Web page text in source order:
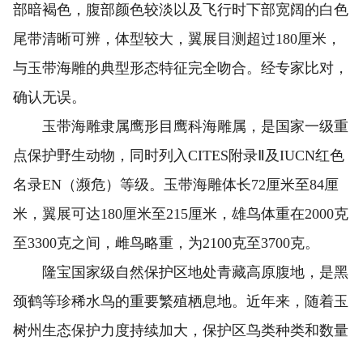
部暗褐色，腹部颜色较淡以及飞行时下部宽阔的白色
尾带清晰可辨，体型较大，翼展目测超过180厘米，
与玉带海雕的典型形态特征完全吻合。经专家比对，
确认无误。
玉带海雕隶属鹰形目鹰科海雕属，是国家一级重
点保护野生动物，同时列入CITES附录Ⅱ及IUCN红色
名录EN（濒危）等级。玉带海雕体长72厘米至84厘
米，翼展可达180厘米至215厘米，雄鸟体重在2000克
至3300克之间，雌鸟略重，为2100克至3700克。
隆宝国家级自然保护区地处青藏高原腹地，是黑
颈鹤等珍稀水鸟的重要繁殖栖息地。近年来，随着玉
树州生态保护力度持续加大，保护区鸟类种类和数量